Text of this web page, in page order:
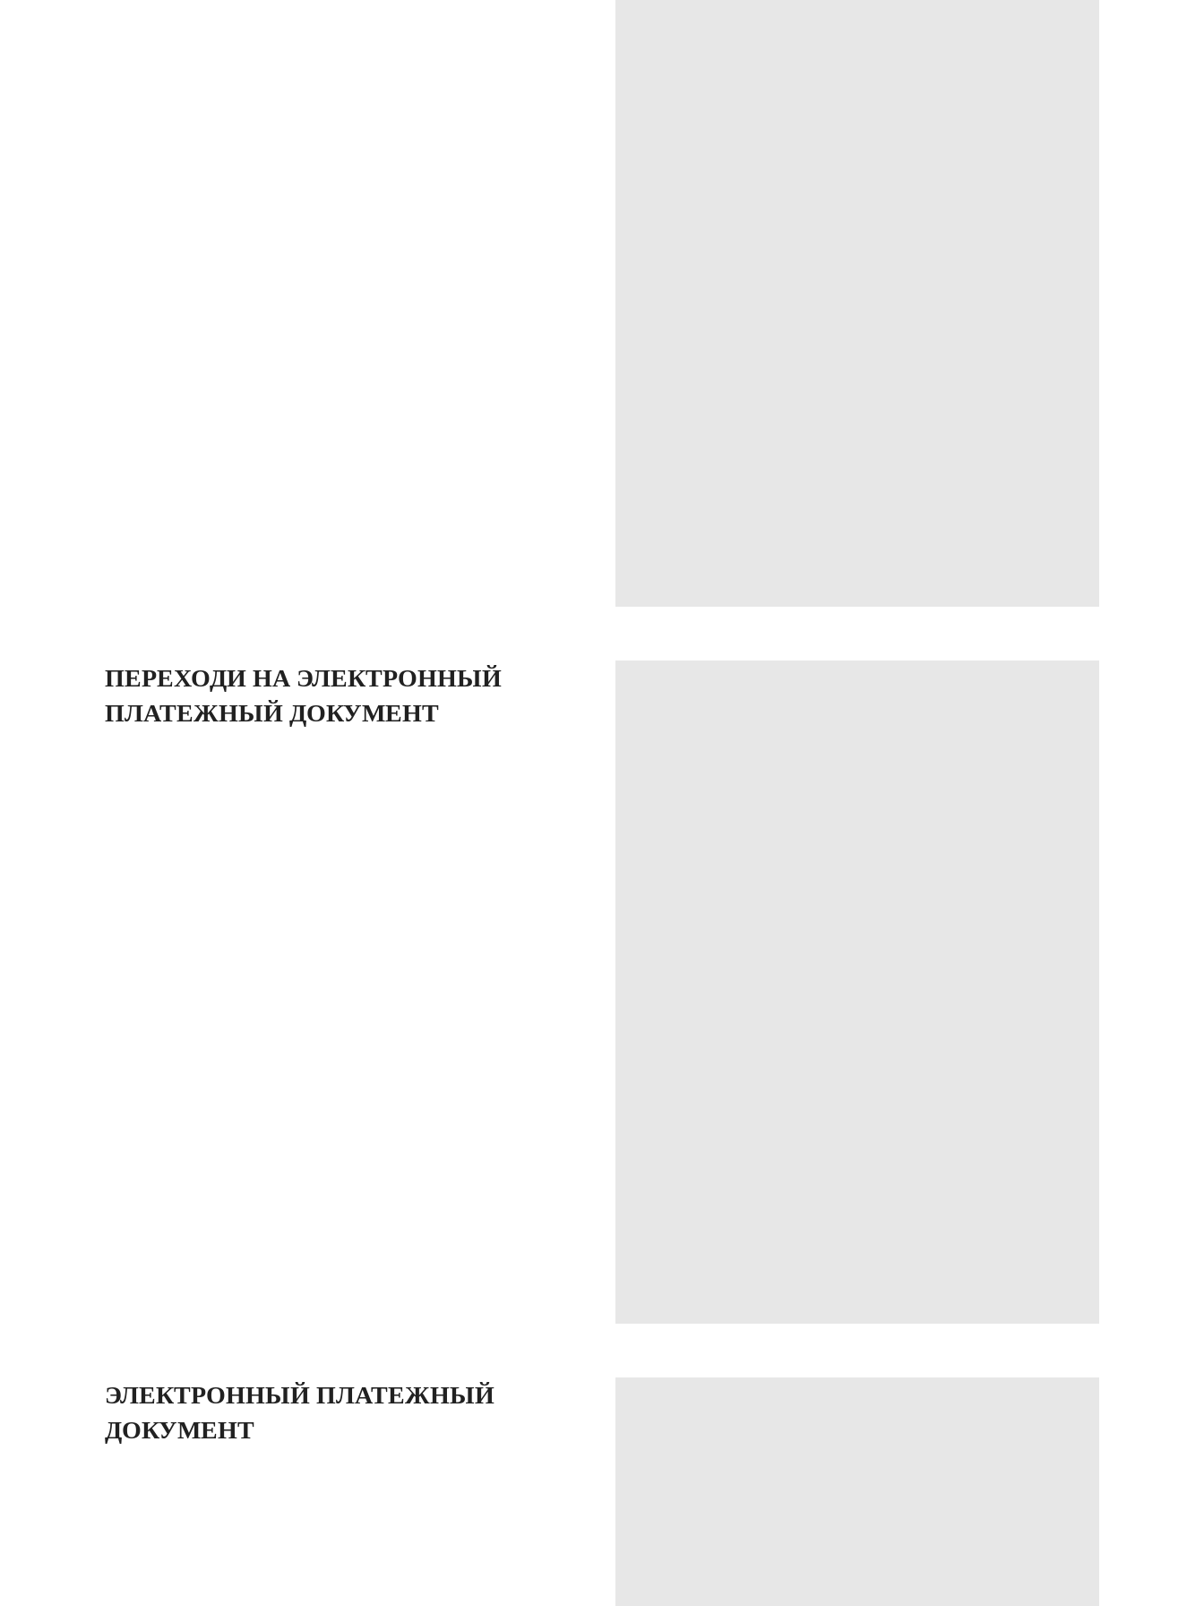
ПЕРЕХОДИ НА ЭЛЕКТРОННЫЙ
ПЛАТЕЖНЫЙ ДОКУМЕНТ
ЭЛЕКТРОННЫЙ ПЛАТЕЖНЫЙ
ДОКУМЕНТ